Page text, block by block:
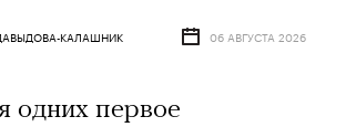
КАЛАШНИК 06 АВГУСТА 2026
одних первое